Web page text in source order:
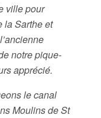
ville pour
la Sarthe et
notre pique-
apprécié.
le canal
Moulins de St